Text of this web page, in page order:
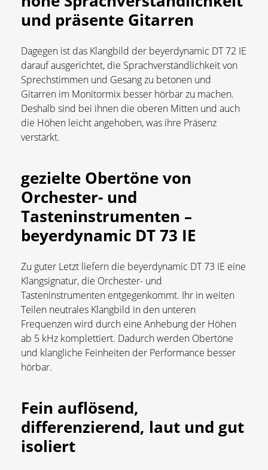
und präsente Gitarren
Dagegen ist das Klangbild der beyerdynamic DT 72 IE
darauf ausgerichtet, die Sprachverständlichkeit von
Sprechstimmen und Gesang zu betonen und
Gitarren im Monitormix besser hörbar zu machen.
Deshalb sind bei ihnen die oberen Mitten und auch
die Höhen leicht angehoben, was ihre Präsenz
verstärkt.
gezielte Obertöne von
Orchester- und
Tasteninstrumenten –
beyerdynamic DT 73 IE
Zu guter Letzt liefern die beyerdynamic DT 73 IE eine
Klangsignatur, die Orchester- und
Tasteninstrumenten entgegenkommt. Ihr in weiten
Teilen neutrales Klangbild in den unteren
Frequenzen wird durch eine Anhebung der Höhen
ab 5 kHz komplettiert. Dadurch werden Obertöne
und klangliche Feinheiten der Performance besser
hörbar.
Fein auflösend,
differenzierend, laut und gut
isoliert